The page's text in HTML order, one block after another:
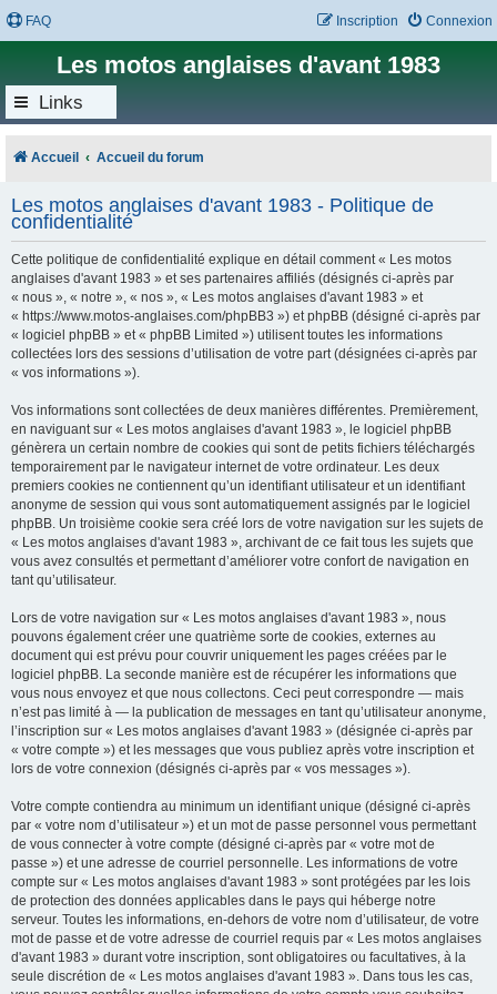
FAQ Connexion
Inscription
Les motos anglaises d'avant 1983
Links
Accueil Accueil du forum
Les motos anglaises d'avant 1983 - Politique de
confidentialité
Cette politique de confidentialité explique en détail comment « Les motos
anglaises d'avant 1983 » et ses partenaires affiliés (désignés ci-après par
« nous », « notre », « nos », « Les motos anglaises d'avant 1983 » et
« https://www.motos-anglaises.com/phpBB3 ») et phpBB (désigné ci-après par
« logiciel phpBB » et « phpBB Limited ») utilisent toutes les informations
collectées lors des sessions d’utilisation de votre part (désignées ci-après par
« vos informations »).
Vos informations sont collectées de deux manières différentes. Premièrement,
en naviguant sur « Les motos anglaises d'avant 1983 », le logiciel phpBB
génèrera un certain nombre de cookies qui sont de petits fichiers téléchargés
temporairement par le navigateur internet de votre ordinateur. Les deux
premiers cookies ne contiennent qu’un identifiant utilisateur et un identifiant
anonyme de session qui vous sont automatiquement assignés par le logiciel
phpBB. Un troisième cookie sera créé lors de votre navigation sur les sujets de
« Les motos anglaises d'avant 1983 », archivant de ce fait tous les sujets que
vous avez consultés et permettant d’améliorer votre confort de navigation en
tant qu’utilisateur.
Lors de votre navigation sur « Les motos anglaises d'avant 1983 », nous
pouvons également créer une quatrième sorte de cookies, externes au
document qui est prévu pour couvrir uniquement les pages créées par le
logiciel phpBB. La seconde manière est de récupérer les informations que
vous nous envoyez et que nous collectons. Ceci peut correspondre — mais
n’est pas limité à — la publication de messages en tant qu’utilisateur anonyme,
l’inscription sur « Les motos anglaises d'avant 1983 » (désignée ci-après par
« votre compte ») et les messages que vous publiez après votre inscription et
lors de votre connexion (désignés ci-après par « vos messages »).
Votre compte contiendra au minimum un identifiant unique (désigné ci-après
par « votre nom d’utilisateur ») et un mot de passe personnel vous permettant
de vous connecter à votre compte (désigné ci-après par « votre mot de
passe ») et une adresse de courriel personnelle. Les informations de votre
compte sur « Les motos anglaises d'avant 1983 » sont protégées par les lois
de protection des données applicables dans le pays qui héberge notre
serveur. Toutes les informations, en-dehors de votre nom d’utilisateur, de votre
mot de passe et de votre adresse de courriel requis par « Les motos anglaises
d'avant 1983 » durant votre inscription, sont obligatoires ou facultatives, à la
seule discrétion de « Les motos anglaises d'avant 1983 ». Dans tous les cas,